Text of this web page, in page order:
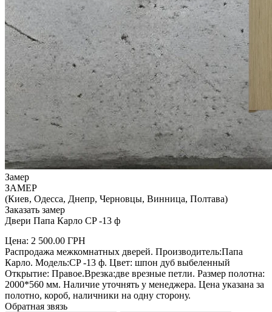
Замер
ЗАМЕР
(Киев, Одесса, Днепр, Черновцы, Винница, Полтава)
Заказать замер
Двери Папа Карло CP -13 ф
Цена: 2 500.00 ГРН
Распродажа межкомнатных дверей. Производитель:Папа
Карло. Модель:CP -13 ф. Цвет: шпон дуб выбеленный
Открытие: Правое.Врезка:две врезные петли. Размер полотна:
2000*560 мм. Наличие уточнять у менеджера. Цена указана за
полотно, короб, наличники на одну сторону.
Обратная звязь